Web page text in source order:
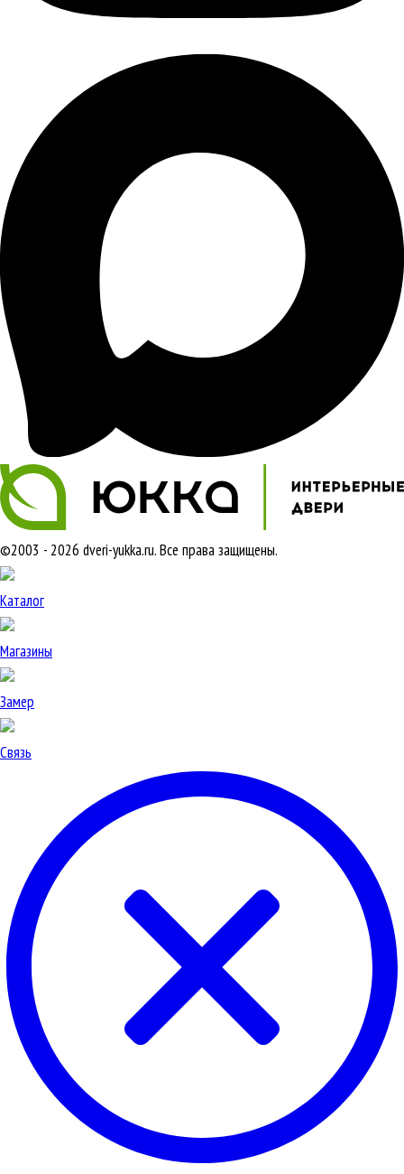
©2003 - 2026 dveri-yukka.ru. Все права защищены.
Каталог
Магазины
Замер
Связь